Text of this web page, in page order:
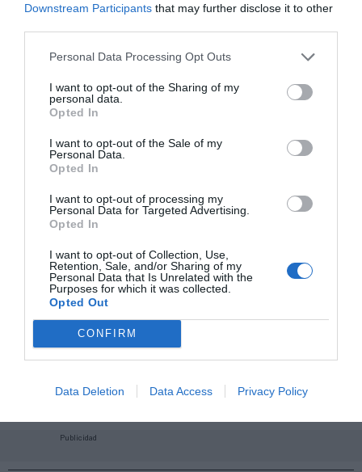
Downstream Participants that may further disclose it to other
Personal Data Processing Opt Outs
I want to opt-out of the Sharing of my
personal data.
Opted In
I want to opt-out of the Sale of my
Personal Data.
Opted In
I want to opt-out of processing my
Personal Data for Targeted Advertising.
Opted In
I want to opt-out of Collection, Use,
Retention, Sale, and/or Sharing of my
Personal Data that Is Unrelated with the
Purposes for which it was collected.
Opted Out
CONFIRM
Data Deletion Data Access Privacy Policy
Publicidad
2Playbook Club
y eventos para Socios!​​​​​​​
Publicidad